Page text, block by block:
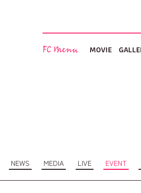
FC Menu MOVIE
NEWS MEDIA LIVE EVENT